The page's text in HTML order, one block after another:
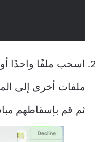
اسحب ملفًا واحدًا
ملفات أخرى إلى
ثم قم بإسقاطهم